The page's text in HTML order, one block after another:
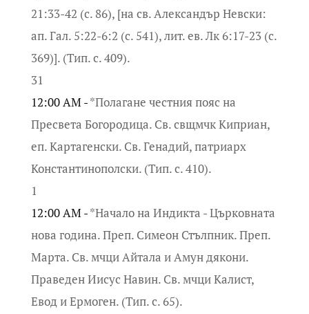
21:33-42 (с. 86), [на св. Александър Невски:
ап. Гал. 5:22-6:2 (с. 541), лит. ев. Лк 6:17-23 (с.
369)]. (Тип. с. 409).
31
12:00 AM -*Полагане честния пояс на
Пресвета Богородица. Св. свщмчк Киприан,
еп. Картагенски. Св. Генадий, патриарх
Константинополски. (Тип. с. 410).
1
12:00 AM -*Начало на Индикта - Църковната
нова година. Преп. Симеон Стълпник. Преп.
Марта. Св. мчци Айтала и Амун дякони.
Праведен Иисус Навин. Св. мчци Калист,
Евод и Ермоген. (Тип. с. 65).